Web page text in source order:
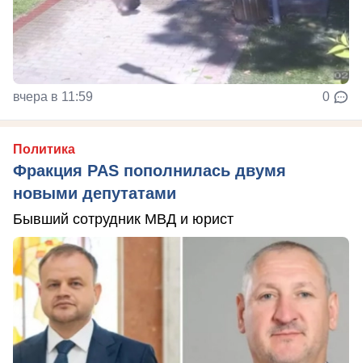
вчера в 11:59 0
Политика
Фракция PAS пополнилась двумя
новыми депутатами
Бывший сотрудник МВД и юрист